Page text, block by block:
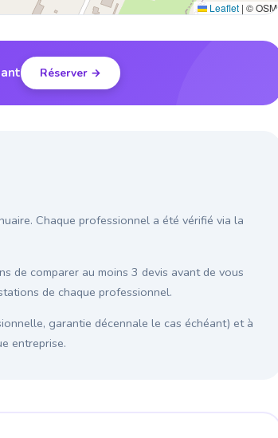
Leaflet | © OSM
Réserver →
Chaque professionnel a été vérifié via la
de comparer au moins 3 devis avant de vous
de chaque professionnel.
garantie décennale le cas échéant) et à
entreprise.